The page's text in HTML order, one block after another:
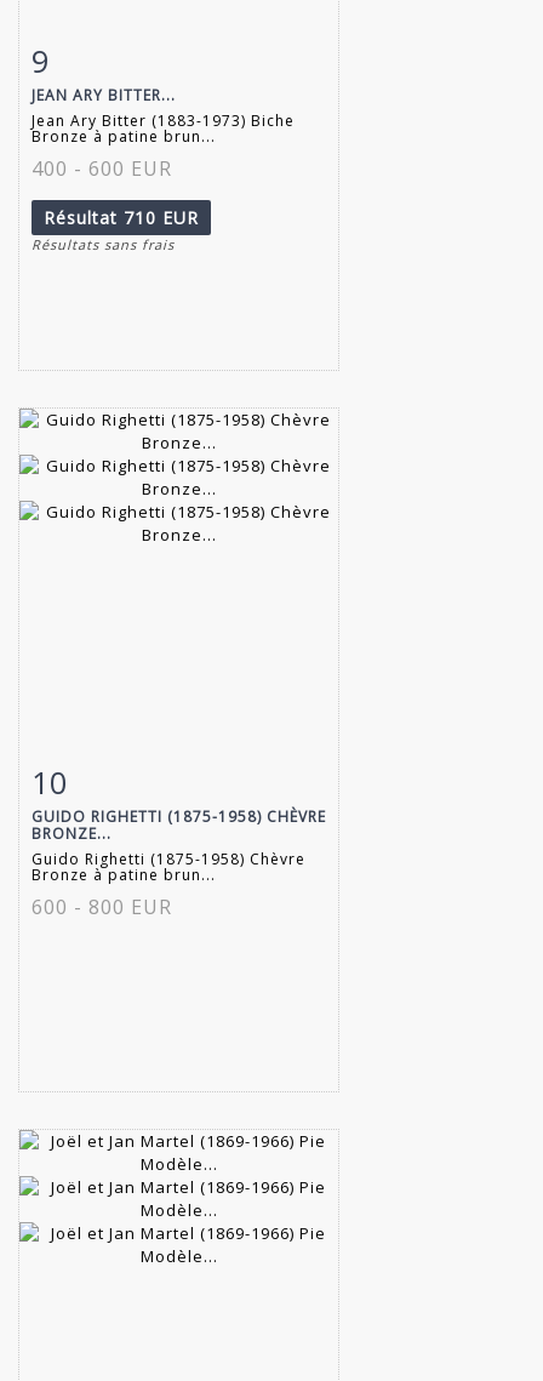
Fiche détaillée
9
JEAN ARY BITTER...
Jean Ary Bitter (1883-1973) Biche
Bronze à patine brun...
400 - 600 EUR
Résultat 710 EUR
Résultats sans frais
Fiche détaillée
10
GUIDO RIGHETTI (1875-1958) CHÈVRE
BRONZE...
Guido Righetti (1875-1958) Chèvre
Bronze à patine brun...
600 - 800 EUR